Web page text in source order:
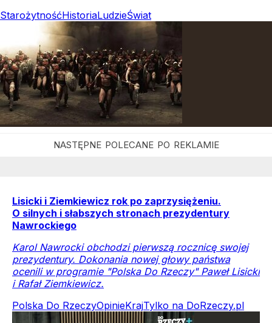
StarożytnośćHistoriaLudzieŚwiat
Lisicki i Ziemkiewicz rok po zaprzysiężeniu.
O silnych i słabszych stronach prezydentury
Nawrockiego
Karol Nawrocki obchodzi pierwszą rocznicę swojej
prezydentury. Dokonania nowej głowy państwa
ocenili w programie "Polska Do Rzeczy" Paweł Lisicki
i Rafał Ziemkiewicz.
Polska Do RzeczyOpinieKrajTylko na DoRzeczy.pl